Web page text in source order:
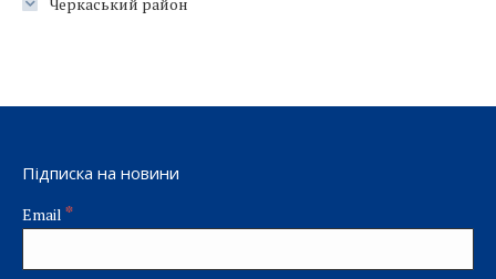
Підписка на новини
Email *